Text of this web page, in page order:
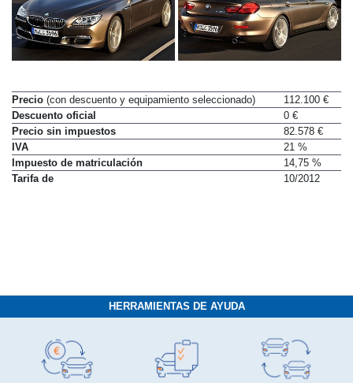
Precio(con descuento y equipamiento seleccionado)
112.100 €
Descuento oficial
0 €
Precio sin impuestos
82.578 €
IVA
21 %
Impuesto de matriculación
14,75 %
HERRAMIENTAS DE AYUDA